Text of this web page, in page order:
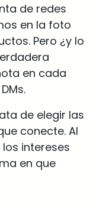
de redes
en la foto
Pero ¿y lo
en cada
de elegir las
conecte. Al
intereses
en que